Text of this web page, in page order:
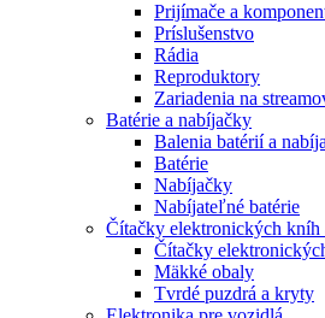
Prijímače a
Príslušenstvo
Rádia
Reproduktory
Zariadenia na
Batérie a nabíjačky
Balenia batérií a
Batérie
Nabíjačky
Nabíjateľné batérie
Čítačky elektronických kníh
Čítačky
Mäkké obaly
Tvrdé puzdrá a kryty